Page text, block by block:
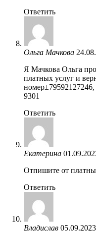
Ответить
Ольга Мачкова
Я Мачкова Ольга
платных услуг и
9301
Ответить
Екатерина
Отпишите от
Ответить
Владислав